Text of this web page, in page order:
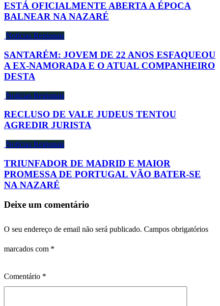
ESTÁ OFICIALMENTE ABERTA A ÉPOCA
BALNEAR NA NAZARÉ
Notícias Regionais
SANTARÉM: JOVEM DE 22 ANOS ESFAQUEOU
A EX-NAMORADA E O ATUAL COMPANHEIRO
DESTA
Notícias Regionais
RECLUSO DE VALE JUDEUS TENTOU
AGREDIR JURISTA
Notícias Regionais
TRIUNFADOR DE MADRID E MAIOR
PROMESSA DE PORTUGAL VÃO BATER-SE
NA NAZARÉ
Deixe um comentário
O seu endereço de email não será publicado. Campos obrigatórios
marcados com *
Comentário *